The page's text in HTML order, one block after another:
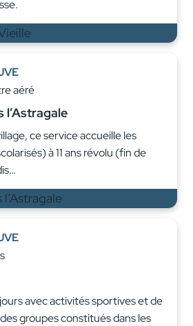
aéré
l’Astragale
ce service accueille les
à 11 ans révolu (fin de
avec activités sportives et de
groupes constitués dans les